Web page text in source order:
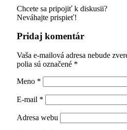
Chcete sa pripojiť k diskusii?
Neváhajte prispieť!
Pridaj komentár
Vaša e-mailová adresa nebude
polia sú označené *
Meno *
E-mail *
Adresa webu